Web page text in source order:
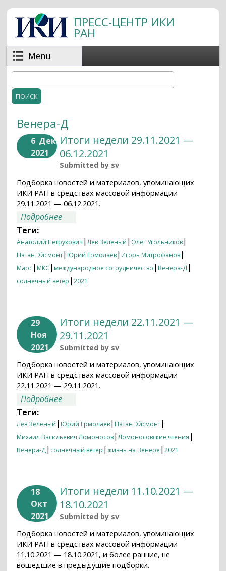
Перейти к основному содержанию
ПРЕСС-ЦЕНТР ИКИ
РАН
Menu
Форма поиска
Венера-Д
6 Дек
2021
Итоги недели 29.11.2021 —
06.12.2021
Submitted by sv
Подборка новостей и материалов, упоминающих
ИКИ РАН в средствах массовой информации
29.11.2021 — 06.12.2021.
Подробнее
Теги:
Анатолий Петрукович |Лев Зеленый | Олег Угольников|
Натан Эйсмонт| Юрий Ермолаев| Игорь Митрофанов|
Марс| МКС | международное сотрудничество | Венера-Д|
солнечный ветер |2021
29
Ноя
2021
Итоги недели 22.11.2021 —
29.11.2021
Submitted by sv
Подборка новостей и материалов, упоминающих
ИКИ РАН в средствах массовой информации
22.11.2021 — 29.11.2021.
Подробнее
Теги:
Лев Зеленый | Юрий Ермолаев| Натан Эйсмонт|
Михаил Васильевич Ломоносов|Ломоносовские чтения |
Венера-Д| солнечный ветер |жизнь на Венере |2021
18
Окт
2021
Итоги недели 11.10.2021 —
18.10.2021
Submitted by sv
Подборка новостей и материалов, упоминающих
ИКИ РАН в средствах массовой информации
11.10.2021 — 18.10.2021, и более ранние, не
вошедшие в предыдущие подборки.